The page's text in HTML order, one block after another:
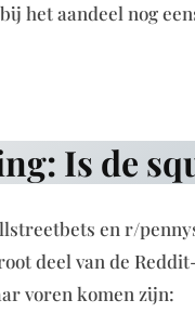
het aandeel nog
Is de
en r/
deel van de
voren komen zijn: